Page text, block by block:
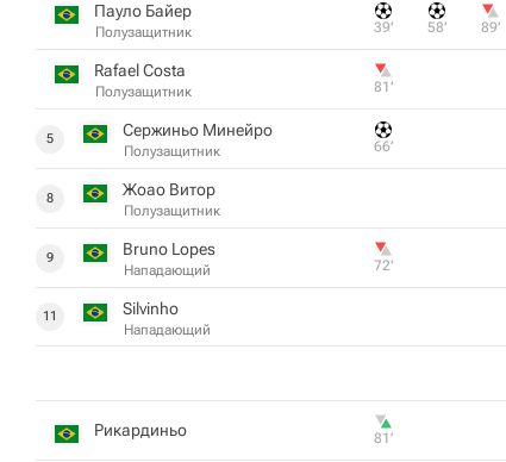
Пауло Байер
Полузащитник 39‎’‎ 58‎’‎ 89‎’‎
Rafael Costa
Полузащитник 81‎’‎
5 Сержиньо Минейро
Полузащитник 66‎’‎
8 Жоао Витор
Полузащитник
9 Bruno Lopes
Нападающий 72‎’‎
11 Silvinho
Нападающий
Рикардиньо 81‎’‎